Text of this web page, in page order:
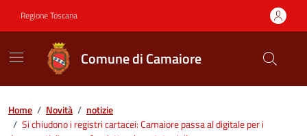
Regione Toscana
Comune di Camaiore
Contenuti in evidenza
Home / Novità / notizie
/ Si chiudono i registri cartacei: Camaiore passa al digitale per i